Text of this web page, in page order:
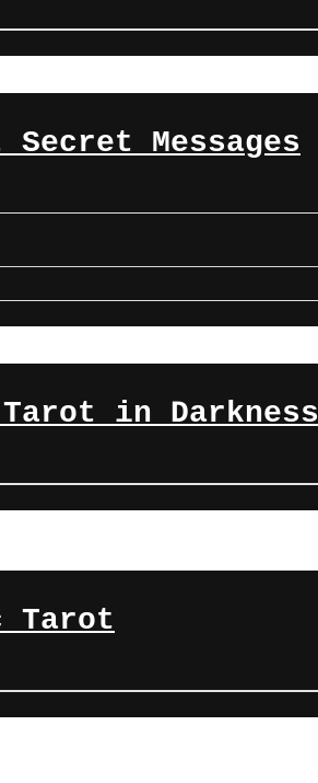
Messages
in Darkness
Tarot